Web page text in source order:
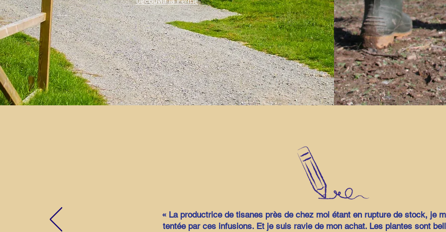
« La productrice de tisanes près de chez moi étant en rupture de stock, je
tentée par ces infusions. Et je suis ravie de mon achat. Les plantes sont